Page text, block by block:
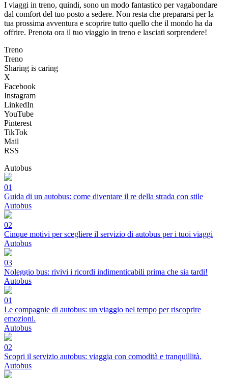
I viaggi in treno, quindi, sono un modo fantastico per vagabondare
dal comfort del tuo posto a sedere. Non resta che prepararsi per la
tua prossima avventura e scoprire tutto quello che il mondo ha da
offrire. Prenota ora il tuo viaggio in treno e lasciati sorprendere!
Treno
Treno
Sharing is caring
X
Facebook
Instagram
LinkedIn
YouTube
Pinterest
TikTok
Mail
RSS
Autobus
01
Guida di un autobus: come diventare il re della strada con stile
Autobus
02
Cinque motivi per scegliere il servizio di autobus per i tuoi viaggi
Autobus
03
Noleggio bus: rivivi i ricordi indimenticabili prima che sia tardi!
Autobus
01
Le compagnie di autobus: un viaggio nel tempo per riscoprire
emozioni.
Autobus
02
Scopri il servizio autobus: viaggia con comodità e tranquillità.
Autobus